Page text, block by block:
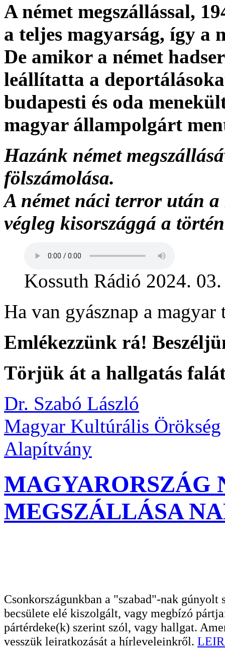
A német megszállással,
a teljes magyarság, így a
De amikor a német
leállítatta a
budapesti és oda
magyar állampolgárt
Hazánk német
fölszámolása.
A német náci terror után
végleg kisországgá a
Kossuth Rádió 2024.
Ha van gyásznap a
Emlékezzünk rá!
Törjük át a hallgatás
Dr. Szabó László
Magyar Kultúrális Örökség
Alapítvány
MAGYARORSZÁG
MEGSZÁLLÁSA
Csonkországunkban a "szabad"-nak
becsülete elé kiszolgált, vagy megbízó
pártérdeke(k) szerint szól, vagy hallgat.
vesszük leiratkozását a hírleveleinkről.